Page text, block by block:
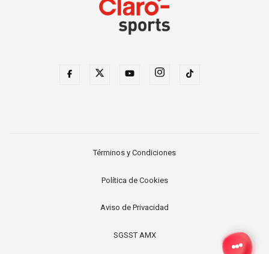
Términos y Condiciones
Política de Cookies
Aviso de Privacidad
SGSST AMX